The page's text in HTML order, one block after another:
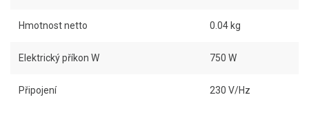
Hmotnost netto 0.04 kg
Elektrický příkon W 750 W
Připojení 230 V/Hz